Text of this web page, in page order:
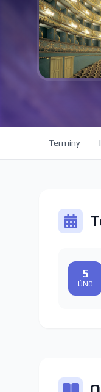
Termíny
5
ÚNO